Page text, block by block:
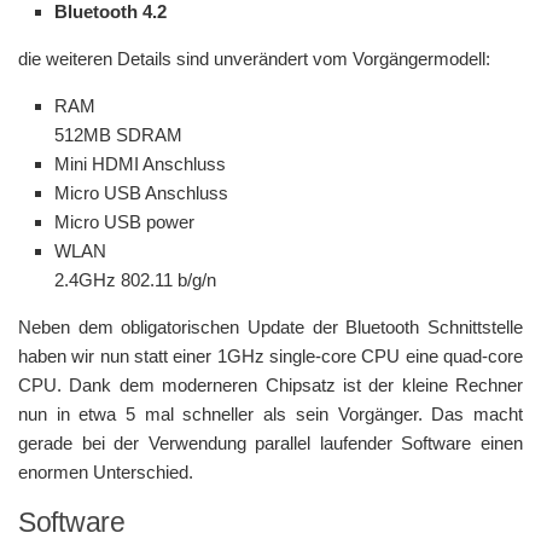
Bluetooth 4.2
die weiteren Details sind unverändert vom Vorgängermodell:
RAM
512MB SDRAM
Mini HDMI Anschluss
Micro USB Anschluss
Micro USB power
WLAN
2.4GHz 802.11 b/g/n
Neben dem obligatorischen Update der Bluetooth Schnittstelle
haben wir nun statt einer 1GHz single-core CPU eine quad-core
CPU. Dank dem moderneren Chipsatz ist der kleine Rechner
nun in etwa 5 mal schneller als sein Vorgänger. Das macht
gerade bei der Verwendung parallel laufender Software einen
enormen Unterschied.
Software